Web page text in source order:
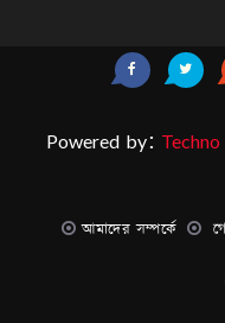
Powered by:
আমাদের সম্পর্কে